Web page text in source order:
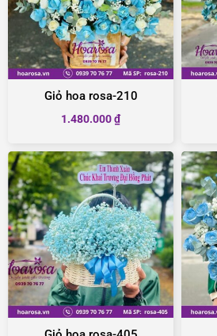
Giỏ hoa rosa-210
1.480.000₫